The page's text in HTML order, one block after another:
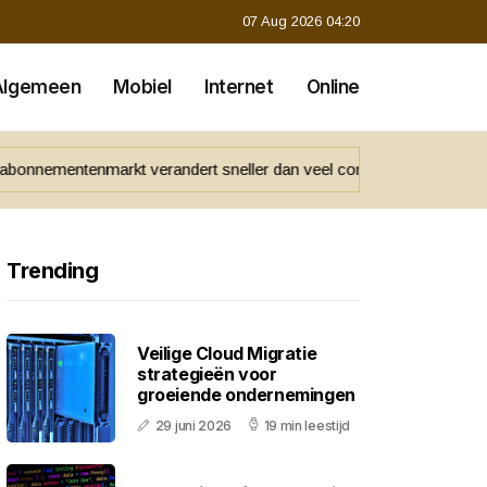
07 Aug 2026 04:20
Mobiel Internet Online
verandert sneller dan veel consumenten denken
Trending
Veilige Cloud Migratie
strategieën voor
groeiende ondernemingen
29 juni 2026 19 min leestijd